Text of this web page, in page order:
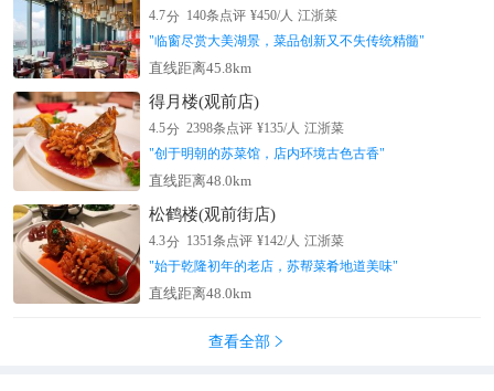
4.7分 140条点评 ¥450/人 江浙菜
"临窗尽赏大美湖景，菜品创新又不失传统精髓"
直线距离45.8km
得月楼(观前店)
4.5分 2398条点评 ¥135/人 江浙菜
"创于明朝的苏菜馆，店内环境古色古香"
直线距离48.0km
松鹤楼(观前街店)
4.3分 1351条点评 ¥142/人 江浙菜
"始于乾隆初年的老店，苏帮菜肴地道美味"
直线距离48.0km
查看全部 